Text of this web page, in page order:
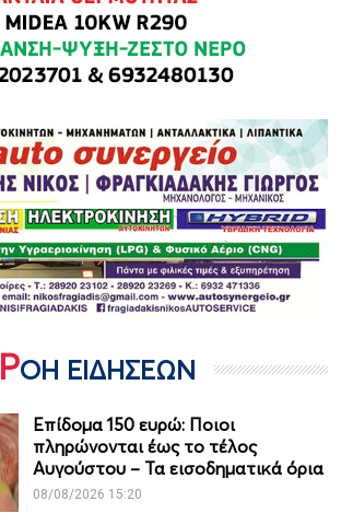
ΡΟΗ ΕΙΔΗΣΕΩΝ
Επίδομα 150 ευρώ: Ποιοι
πληρώνονται έως το τέλος
Αυγούστου – Τα εισοδηματικά όρια
08/08/2026 15:20